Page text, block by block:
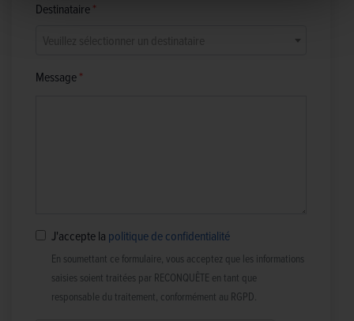
Destinataire
Message
J'accepte la politique de confidentialité
En soumettant ce formulaire, vous acceptez que les informations
saisies soient traitées par RECONQUÊTE en tant que
responsable du traitement, conformément au RGPD.